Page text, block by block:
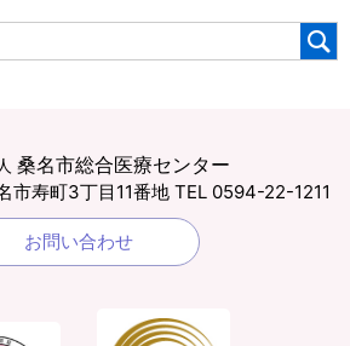
桑名市総合医療センター
市寿町3丁目11番地 TEL 0594-22-1211
お問い合わせ